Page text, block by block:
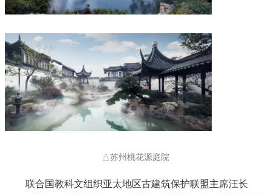
△苏州桃花源庭院
联合国教科文组织亚太地区古建筑保护联盟主席汪长